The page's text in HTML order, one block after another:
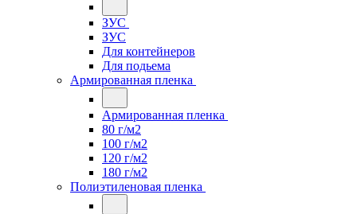
ЗУС
ЗУС
Для контейнеров
Для подьема
Армированная пленка
Армированная пленка
80 г/м2
100 г/м2
120 г/м2
180 г/м2
Полиэтиленовая пленка